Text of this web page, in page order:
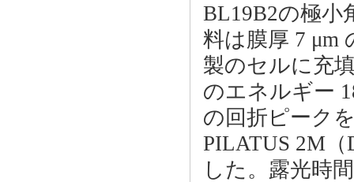
BL19B2の極小
料は膜厚 7 μm
製のセルに充
のエネルギー
の回折ピーク
PILATUS 2M
した。露光時